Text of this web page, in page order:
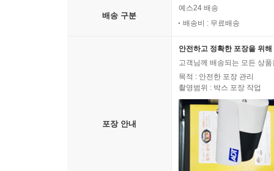
배송 구분
예스24 배송
배송비 : 무료배송
포장 안내
안전하고 정확한 포장을 위
고객님께 배송되는 모든 상
목적 : 안전한 포장 관리
촬영범위 : 박스 포장 작업